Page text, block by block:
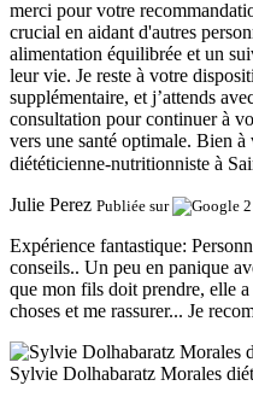
merci pour votre
crucial en aidant d'autres
alimentation équilibrée et un
leur vie. Je reste à votre
supplémentaire, et j’attends
consultation pour continuer à
vers une santé optimale. Bien
diététicienne-nutritionniste à
Julie Perez Publiée sur
Expérience fantastique:
conseils.. Un peu en panique
que mon fils doit prendre, elle
choses et me rassurer... Je
Sylvie Dolhabaratz Morales